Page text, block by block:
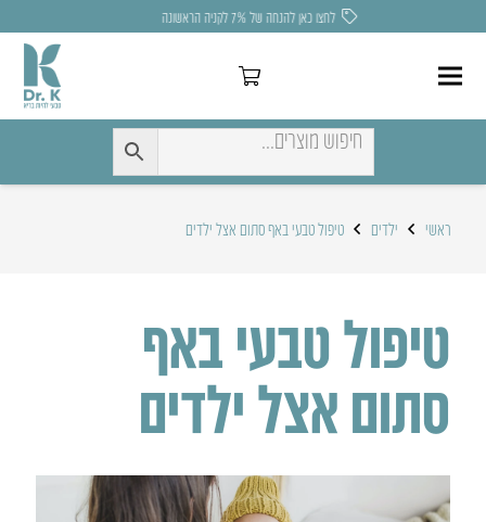
לחצו כאן להנחה של 7% לקניה הראשונה
ראשי ילדים טיפול טבעי באף סתום אצל ילדים
טיפול טבעי באף
סתום אצל ילדים